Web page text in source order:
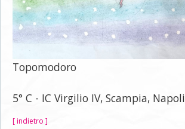
Topomodoro
5° C - IC Virgilio IV, Scampia, Napoli
[ indietro ]